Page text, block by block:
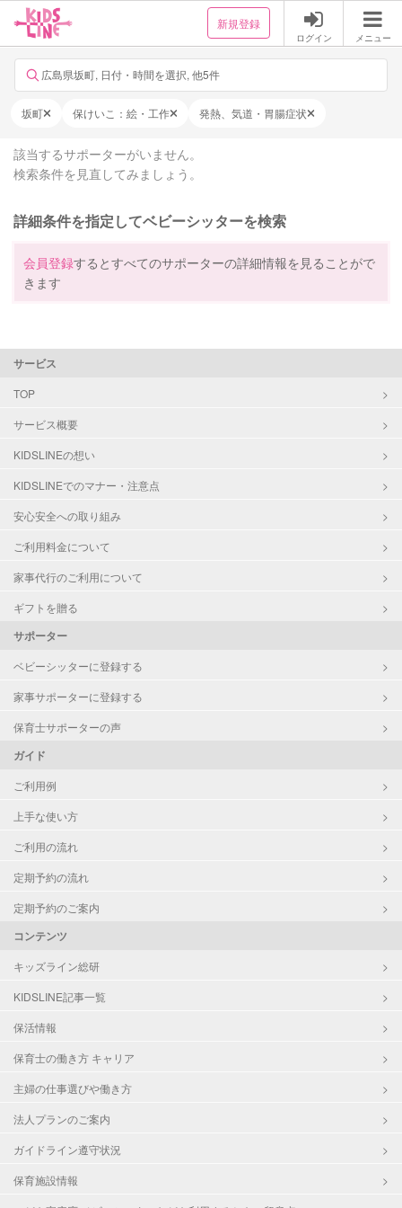
新規登録
ログイン メニュー
広島県坂町, 日付・時間を選択, 他5件
坂町 保けいこ：絵・工作 発熱、気道・胃腸症状
該当するサポーターがいません。
検索条件を見直してみましょう。
詳細条件を指定してベビーシッターを検索
会員登録するとすべてのサポーターの詳細情報を見ることがで
きます
サービス
TOP
サービス概要
KIDSLINEの想い
KIDSLINEでのマナー・注意点
安心安全への取り組み
ご利用料金について
家事代行のご利用について
ギフトを贈る
サポーター
ベビーシッターに登録する
家事サポーターに登録する
保育士サポーターの声
ガイド
ご利用例
上手な使い方
ご利用の流れ
定期予約の流れ
定期予約のご案内
コンテンツ
キッズライン総研
KIDSLINE記事一覧
保活情報
保育士の働き方 キャリア
主婦の仕事選びや働き方
法人プランのご案内
ガイドライン遵守状況
保育施設情報